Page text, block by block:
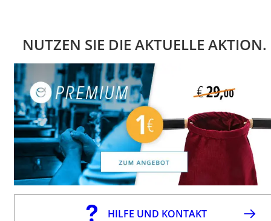
NUTZEN SIE DIE AKTUELLE AKTION.
HILFE UND KONTAKT